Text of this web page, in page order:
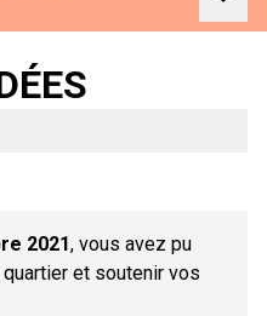
2021, vous avez pu
et soutenir vos